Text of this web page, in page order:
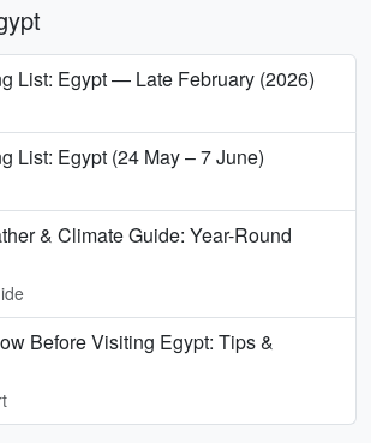
List: Egypt — Late February (2026)
List: Egypt (24 May – 7 June)
& Climate Guide: Year-Round
Before Visiting Egypt: Tips &